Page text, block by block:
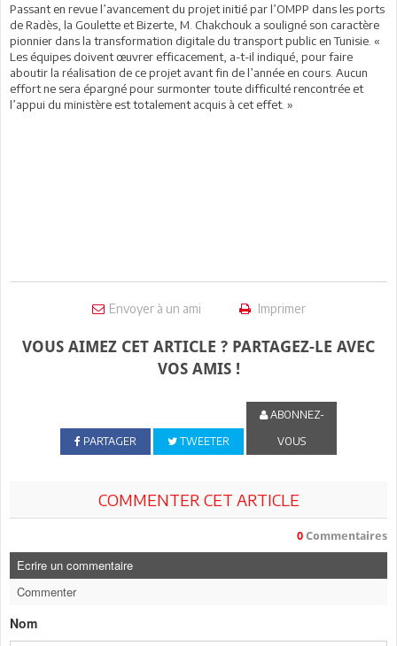
Passant en revue l’avancement du projet initié par l’OMPP dans les ports
de Radès, la Goulette et Bizerte, M. Chakchouk a souligné son caractère
pionnier dans la transformation digitale du transport public en Tunisie. «
Les équipes doivent œuvrer efficacement, a-t-il indiqué, pour faire
aboutir la réalisation de ce projet avant fin de l’année en cours. Aucun
effort ne sera épargné pour surmonter toute difficulté rencontrée et
l’appui du ministère est totalement acquis à cet effet. »
Envoyer à un ami Imprimer
VOUS AIMEZ CET ARTICLE ? PARTAGEZ-LE AVEC
VOS AMIS !
PARTAGER TWEETER
ABONNEZ-
VOUS
COMMENTER CET ARTICLE
0 Commentaires
Ecrire un commentaire
Commenter
Nom